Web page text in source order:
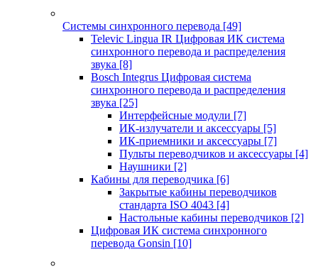
Системы синхронного перевода [49]
Televic Lingua IR Цифровая ИК система
синхронного перевода и распределения
звука [8]
Bosch Integrus Цифровая система
синхронного перевода и распределения
звука [25]
Интерфейсные модули [7]
ИК-излучатели и аксессуары [5]
ИК-приемники и аксессуары [7]
Пульты переводчиков и аксессуары [4]
Наушники [2]
Кабины для переводчика [6]
Закрытые кабины переводчиков
стандарта ISO 4043 [4]
Настольные кабины переводчиков [2]
Цифровая ИК система синхронного
перевода Gonsin [10]